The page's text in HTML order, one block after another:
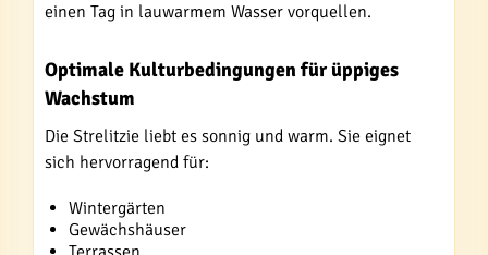
einen Tag in lauwarmem Wasser vorquellen.
Optimale Kulturbedingungen für üppiges
Wachstum
Die Strelitzie liebt es sonnig und warm. Sie eignet
sich hervorragend für:
Wintergärten
Gewächshäuser